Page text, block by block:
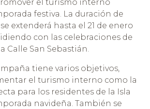
el turismo interno
festiva. La duración de
extenderá hasta el 21 de enero
con las celebraciones de
Calle San Sebastián.
tiene varios objetivos,
el turismo interno como la
para los residentes de la Isla
navideña. También se